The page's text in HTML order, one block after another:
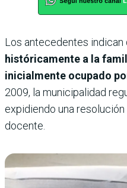
Los antecedentes indican
históricamente a la
inicialmente ocupado
2009, la municipalidad
expidiendo una
docente.